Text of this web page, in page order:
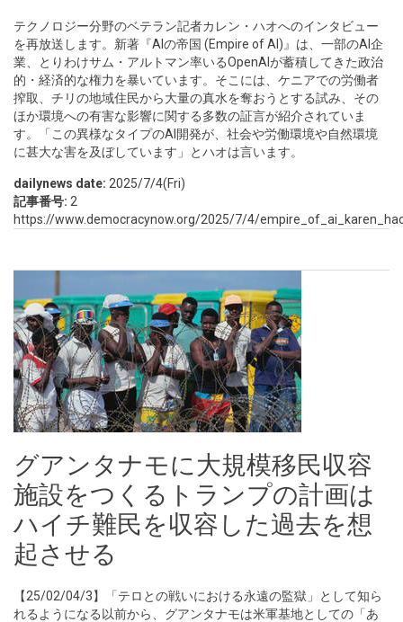
テクノロジー分野のベテラン記者カレン・ハオへのインタビュー
を再放送します。新著『AIの帝国 (Empire of AI)』は、一部のAI企
業、とりわけサム・アルトマン率いるOpenAIが蓄積してきた政治
的・経済的な権力を暴いています。そこには、ケニアでの労働者
搾取、チリの地域住民から大量の真水を奪おうとする試み、その
ほか環境への有害な影響に関する多数の証言が紹介されていま
す。「この異様なタイプのAI開発が、社会や労働環境や自然環境
に甚大な害を及ぼしています」とハオは言います。
dailynews date: 2025/7/4(Fri)
記事番号: 2
https://www.democracynow.org/2025/7/4/
グアンタナモに大規模移民収容
施設をつくるトランプの計画は
ハイチ難民を収容した過去を想
起させる
【25/02/04/3】「テロとの戦いにおける永遠の監獄」として知ら
れるようになる以前から、グアンタナモは米軍基地としての「あ